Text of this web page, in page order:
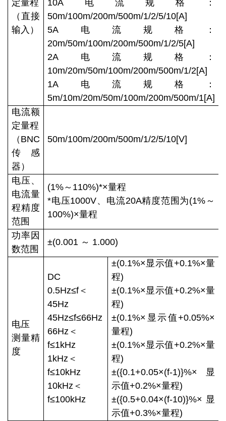
定量程
（直接
输入）
10A电流规格：
50m/100m/200m/500m/1/2/5/10[A]
5A电流规格：
20m/50m/100m/200m/500m/1/2/5[A]
2A电流规格：
10m/20m/50m/100m/200m/500m/1/2[A]
1A电流规格：
5m/10m/20m/50m/100m/200m/500m/1[A]
电流额
定量程
（BNC
传感
器）
50m/100m/200m/500m/1/2/5/10[V]
电压、
电流量
程精度
范围
(1%～110%)*×量程
*电压1000V、电流20A精度范围为(1%～
100%)×量程
功率因
数范围
±(0.001 ～ 1.000)
电压
测量精
度
DC
0.5Hz≤f＜
45Hz
45Hz≤f≤66Hz
66Hz＜
f≤1kHz
1kHz＜
f≤10kHz
10kHz＜
f≤100kHz
±(0.1%×显示值+0.1%×量
程)
±(0.1%×显示值+0.2%×量
程)
±(0.1%×显示值+0.05%×
量程)
±(0.1%×显示值+0.2%×量
程)
±({0.1+0.05×(f-1)}%×显
示值+0.2%×量程)
±({0.5+0.04×(f-10)}%×显
示值+0.3%×量程)